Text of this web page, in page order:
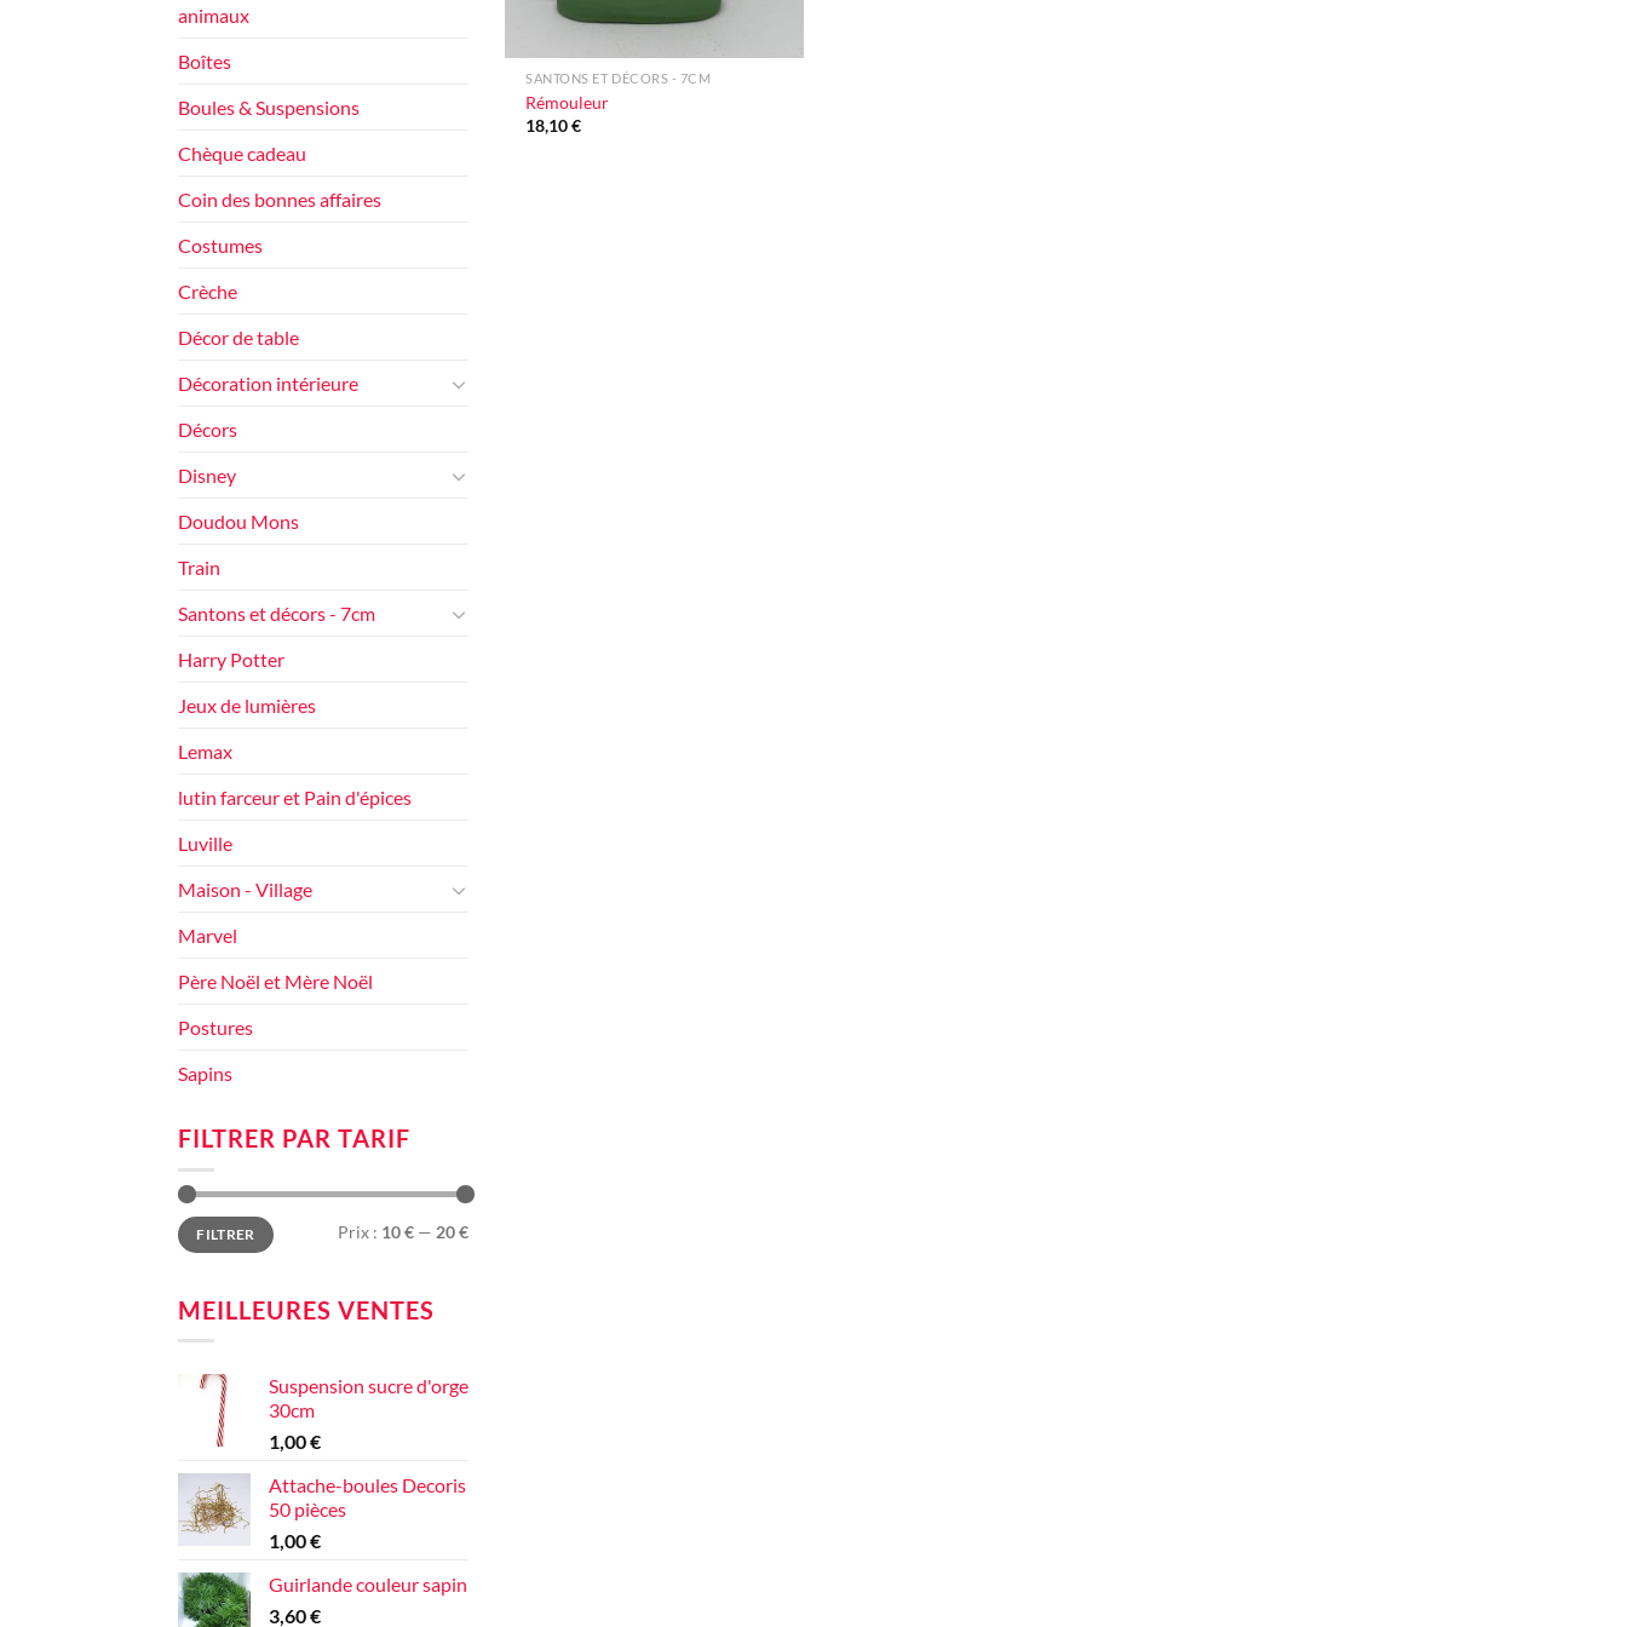
animaux
Boîtes
Boules & Suspensions
Chèque cadeau
Coin des bonnes affaires
Costumes
Crèche
Décor de table
Décoration intérieure
Décors
Disney
Doudou Mons
Train
Santons et décors - 7cm
Harry Potter
Jeux de lumières
Lemax
lutin farceur et Pain d'épices
Luville
Maison - Village
Marvel
Père Noël et Mère Noël
Postures
Sapins
FILTRER PAR TARIF
Prix
min
Prix
maxFILTRER Prix : 10 € — 20 €
MEILLEURES VENTES
Suspension sucre d'orge
30cm
1,00€
Attache-boules Decoris
50 pièces
1,00€
Guirlande couleur sapin
3,60€
SANTONS ET DÉCORS - 7CM
Rémouleur
18,10€